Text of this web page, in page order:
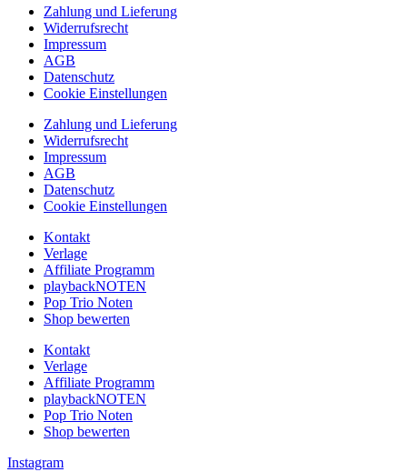
Zahlung und Lieferung
Widerrufsrecht
Impressum
AGB
Datenschutz
Cookie Einstellungen
Zahlung und Lieferung
Widerrufsrecht
Impressum
AGB
Datenschutz
Cookie Einstellungen
Kontakt
Verlage
Affiliate Programm
playbackNOTEN
Pop Trio Noten
Shop bewerten
Kontakt
Verlage
Affiliate Programm
playbackNOTEN
Pop Trio Noten
Shop bewerten
Instagram